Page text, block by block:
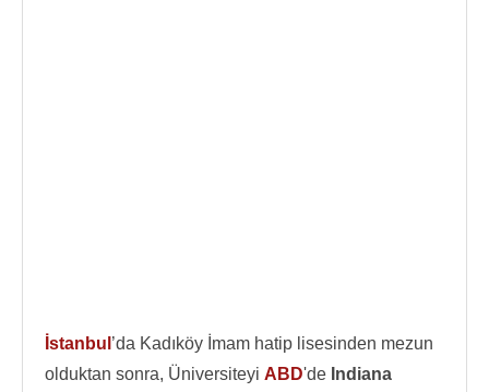
İstanbul ’da Kadıköy İmam hatip lisesinden mezun
olduktan sonra, Üniversiteyi ABD'de Indiana